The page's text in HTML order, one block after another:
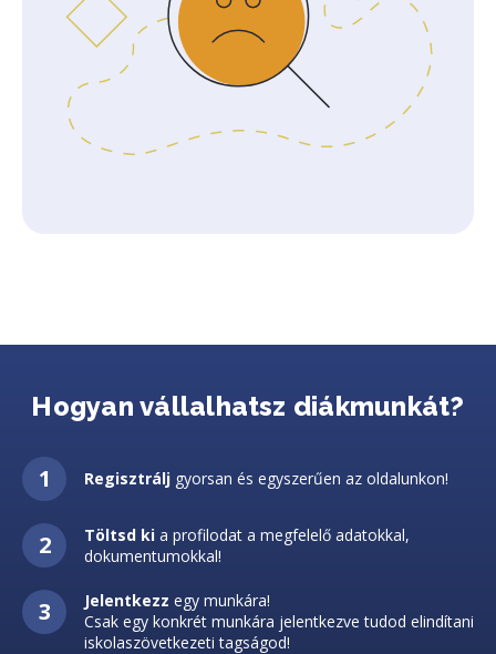
Hogyan vállalhatsz diákmunkát?
Regisztrálj gyorsan és egyszerűen az oldalunkon!
Töltsd ki a profilodat a megfelelő adatokkal,
dokumentumokkal!
Jelentkezz egy munkára!
Csak egy konkrét munkára jelentkezve tudod elindítani
iskolaszövetkezeti tagságod!